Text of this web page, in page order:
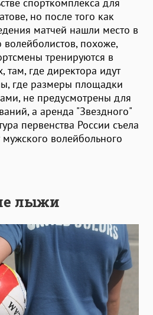
но после того как
матчей нашли место в
похоже,
тренируются в
там, где директора идут
где размеры площадки
не предусмотрены для
а аренда "Звездного"
первенства России съела
волейбольного
лыжи